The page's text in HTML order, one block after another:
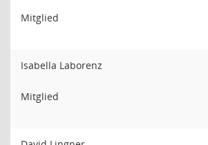
Mitglied
Isabella Laborenz
Mitglied